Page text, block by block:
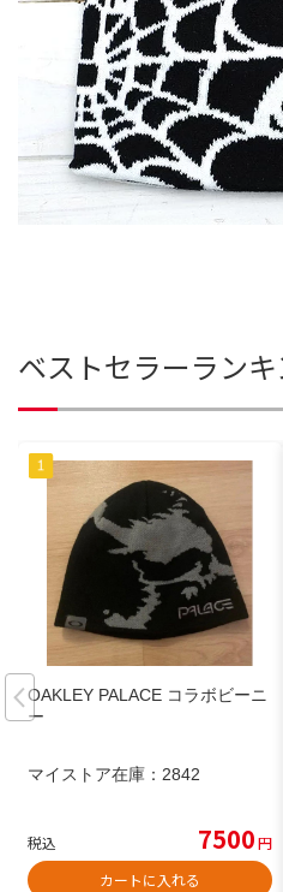
ベストセラーラン
OAKLEY PALACE コラボビーニ
ー
マイストア在庫： 2842
税込 7500円
カートに入れる